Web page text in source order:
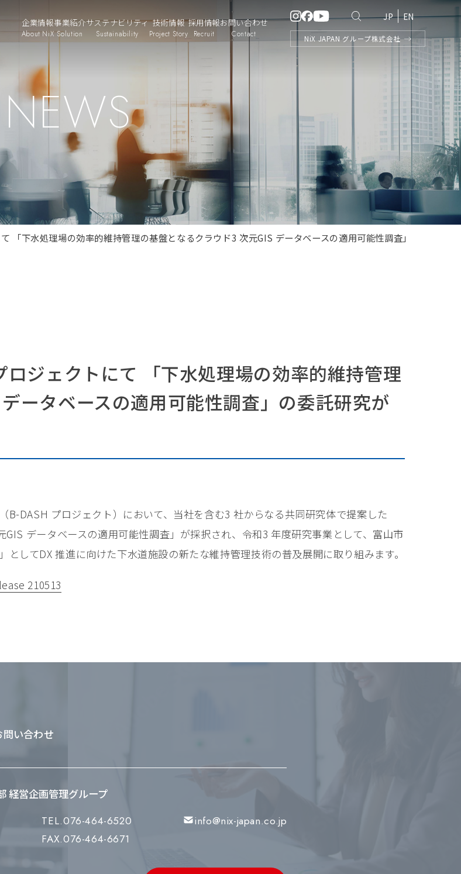
企業情報
About NiX
事業紹介
Solution
サステナビリティ
Sustainability
技術情報
Project Story
採用情報
Recruit
お問い合わせ
Contact
EN
JP
NiX JAPAN グループ株式会社
NEWS
「下水処理場の効率的維持管理の基盤となるクラウド3 次元GIS データベースの適用可能性調査」
ロジェクトにて 「下水処理場の効率的維持管理
ータベースの適用可能性調査」の委託研究が
DASH プロジェクト）において、当社を含む3 社からなる共同研究体で提案した
GIS データベースの適用可能性調査」が採択され、令和3 年度研究事業として、富山市
してDX 推進に向けた下水道施設の新たな維持管理技術の普及展開に取り組みます。
210513
問い合わせ
経営企画管理グループ
TEL.076-464-6520
FAX.076-464-6671
info@nix-japan.co.jp